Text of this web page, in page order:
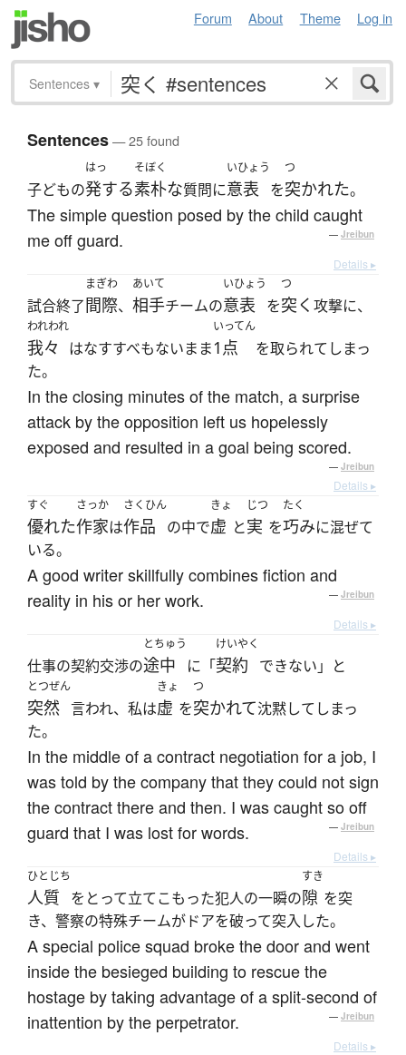
Forum About Theme Log in
Sentences ▾
Sentences— 25 found
子どもの
はっ
発する
そぼく
素朴な質問に
いひょう
意表 を
つ
突かれた。
The simple question posed by the child caught
me off guard.
— Jreibun
Details ▸
試合終了
まぎわ
間際、
あいて
相手チームの
いひょう
意表 を
つ
突く 攻撃に、
われわれ
我々 はなすすべもないまま
いってん
1点
を取られてしまっ
た。
In the closing minutes of the match, a surprise
attack by the opposition left us hopelessly
exposed and resulted in a goal being scored.
— Jreibun
Details ▸
すぐ
優れた
さっか
作家は
さくひん
作品 の中で
きょ
虚 と
じつ
実 を
たく
巧みに混ぜて
いる。
A good writer skillfully combines fiction and
reality in his or her work.
— Jreibun
Details ▸
仕事の契約交渉の
とちゅう
途中 に「
けいやく
契約 できない」と
とつぜん
突然 言われ、私は
きょ
虚 を
つ
突かれて沈黙してしまっ
た。
In the middle of a contract negotiation for a job, I
was told by the company that they could not sign
the contract there and then. I was caught so off
guard that I was lost for words.
— Jreibun
Details ▸
ひとじち
人質 をとって立てこもった犯人の一瞬の
すき
隙 を突
き、警察の特殊チームがドアを破って突入した。
A special police squad broke the door and went
inside the besieged building to rescue the
hostage by taking advantage of a split-second of
inattention by the perpetrator.
— Jreibun
Details ▸